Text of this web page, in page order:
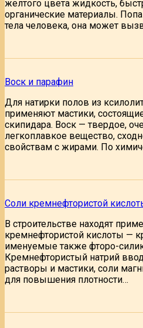
желтого цвета жидкость,
органические материалы.
тела человека, она может
Воск и парафин
Для натирки полов из
применяют мастики,
скипидара. Воск — твердое,
легкоплавкое вещество,
свойствам с жирами. По
Соли кремнефтористой
В строительстве находят
кремнефтористой кислоты —
именуемые также фторо-
Кремнефтористый натрий
растворы и мастики, соли
для повышения плотности…